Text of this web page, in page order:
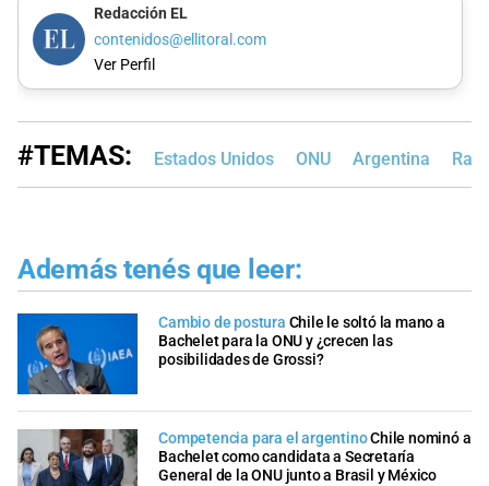
Redacción EL
contenidos@ellitoral.com
Ver Perfil
#TEMAS: Estados Unidos ONU Argentina
Además tenés que leer:
Cambio de postura Chile le soltó la mano a
Bachelet para la ONU y ¿crecen las
posibilidades de Grossi?
Competencia para el argentinoChile nominó a
Bachelet como candidata a Secretaría
General de la ONU junto a Brasil y México